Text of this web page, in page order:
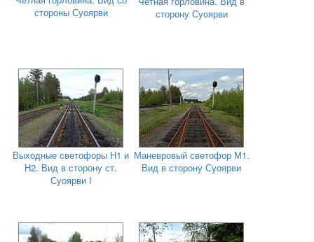
стороны Суоярви
сторону Суоярви
Выходные светофоры Н1 и
Н2. Вид в сторону ст.
Суоярви I
Маневровый светофор М1.
Вид в сторону Суоярви